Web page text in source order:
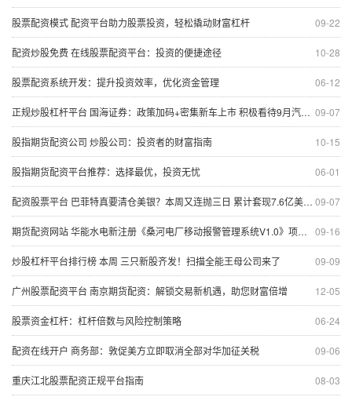
09-22
股票配资模式 配资平台助力股票投资，轻松撬动财富杠杆
10-28
配资炒股免费 在线股票配资平台：投资的便捷途径
06-12
股票配资系统开发：提升投资效率，优化资金管理
09-07
正规炒股杠杆平台 国海证券：政策加码+密集新车上市 积极看待9月汽车板块机会
10-15
股指期货配资公司 炒股公司：投资者的财富指南
06-01
股指期货配资平台推荐：选择最优，投资无忧
09-07
配资股票平台 巴菲特真要清仓美银？本周又连抛三日 累计套现7.6亿美元！
09-16
期货配资网站 华能水电新注册《桑河电厂移动报警管理系统V1.0》项目的软件著作权
09-09
炒股杠杆平台排行榜 本周 三只新股齐发！扫描全能王母公司来了
12-05
广州股票配资平台 南京期货配资：解锁交易新机遇，助您财富倍增
06-24
股票资金杠杆：杠杆倍数与风险控制策略
09-06
配资在线开户 商务部：敦促美方立即取消全部对华加征关税
08-03
重庆江北股票配资正规平台指南